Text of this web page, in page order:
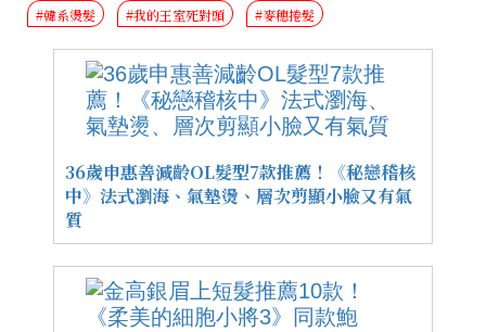
#韓系燙髮 #我的王室死對頭 #麥穗捲髮
36歲申惠善減齡OL髮型7款推薦！《秘戀稽核
中》法式瀏海、氣墊燙、層次剪顯小臉又有氣
質